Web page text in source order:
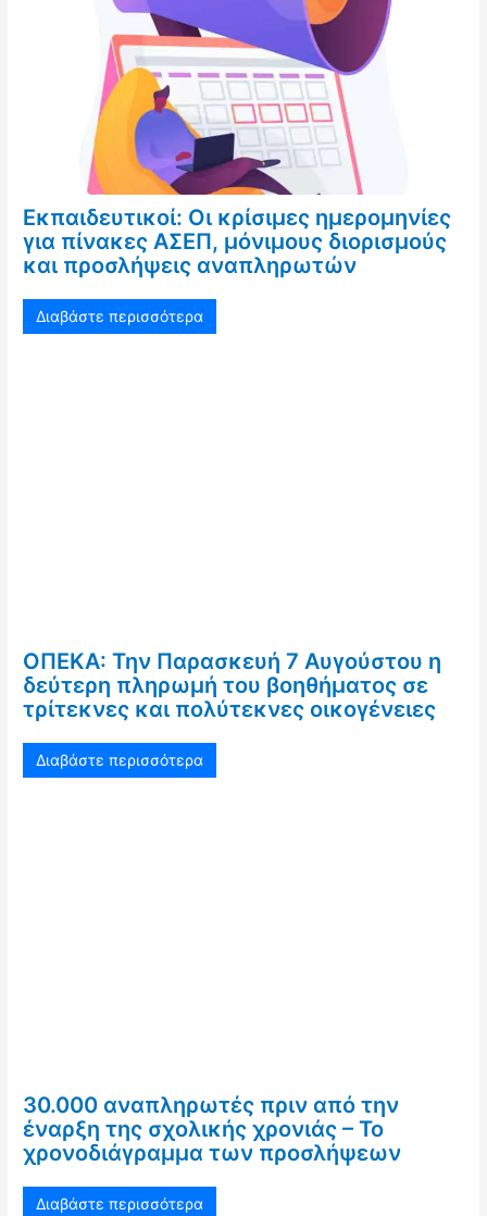
Εκπαιδευτικοί: Οι κρίσιμες ημερομηνίες
για πίνακες ΑΣΕΠ, μόνιμους διορισμούς
και προσλήψεις αναπληρωτών
Διαβάστε περισσότερα
ΟΠΕΚΑ: Την Παρασκευή 7 Αυγούστου η
δεύτερη πληρωμή του βοηθήματος σε
τρίτεκνες και πολύτεκνες οικογένειες
Διαβάστε περισσότερα
30.000 αναπληρωτές πριν από την
έναρξη της σχολικής χρονιάς – Το
χρονοδιάγραμμα των προσλήψεων
Διαβάστε περισσότερα